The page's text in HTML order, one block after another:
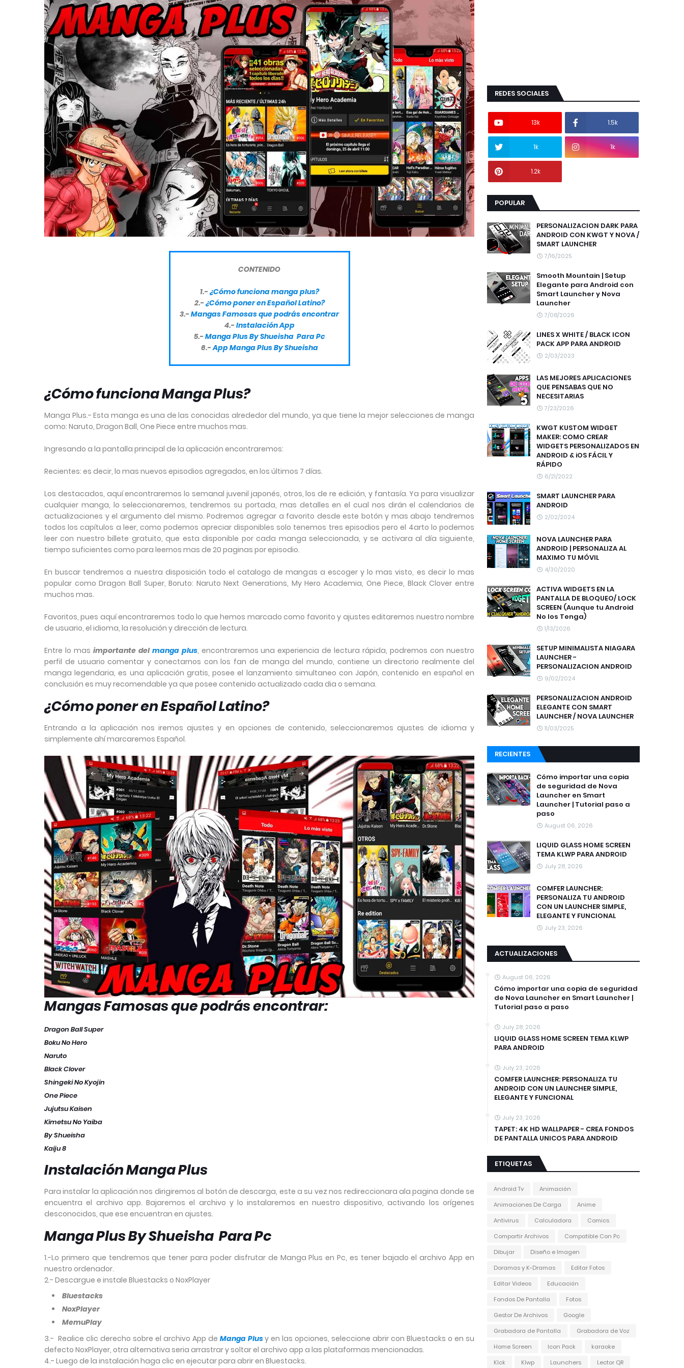
CONTENIDO
1.-¿Cómo funciona manga plus?
2.-¿Cómo poner en Español Latino?
3.-Mangas Famosas que podrás encontrar
4.-Instalación App
5.-Manga Plus By Shueisha Para Pc
6.-App Manga Plus By Shueisha
¿Cómo funciona Manga Plus?
Manga Plus.- Esta manga es una de las conocidas alrededor del mundo, ya que tiene la mejor selecciones de manga
como: Naruto, Dragon Ball, One Piece entre muchos mas.
Ingresando a la pantalla principal de la aplicación encontraremos:
Recientes: es decir, lo mas nuevos episodios agregados, en los últimos 7 días.
Los destacados, aquí encontraremos lo semanal juvenil japonés, otros, los de re edición, y fantasía. Ya para visualizar
cualquier manga, lo seleccionaremos, tendremos su portada, mas detalles en el cual nos dirán el calendarios de
actualizaciones y el argumento del mismo. Podremos agregar a favorito desde este botón y mas abajo tendremos
todos los capítulos a leer, como podemos apreciar disponibles solo tenemos tres episodios pero el 4arto lo podemos
leer con nuestro billete gratuito, que esta disponible por cada manga seleccionada, y se activara al día siguiente,
tiempo suficientes como para leernos mas de 20 paginas por episodio.
En buscar tendremos a nuestra disposición todo el catalogo de mangas a escoger y lo mas visto, es decir lo mas
popular como Dragon Ball Super, Boruto: Naruto Next Generations, My Hero Academia, One Piece, Black Clover entre
muchos mas.
Favoritos, pues aquí encontraremos todo lo que hemos marcado como favorito y ajustes editaremos nuestro nombre
de usuario, el idioma, la resolución y dirección de lectura.
Entre lo mas importante del manga plus, encontraremos una experiencia de lectura rápida, podremos con nuestro
perfil de usuario comentar y conectarnos con los fan de manga del mundo, contiene un directorio realmente del
manga legendaria, es una aplicación gratis, posee el lanzamiento simultaneo con Japón, contenido en español en
conclusión es muy recomendable ya que posee contenido actualizado cada dia o semana.
¿Cómo poner en Español Latino?
Entrando a la aplicación nos iremos ajustes y en opciones de contenido, seleccionaremos ajustes de idioma y
simplemente ahí marcaremos Español.
Mangas Famosas que podrás encontrar:
Dragon Ball Super
Boku No Hero
Naruto
Black Clover
Shingeki No Kyojin
One Piece
Jujutsu Kaisen
Kimetsu No Yaiba
By Shueisha
Kaiju 8
Instalación Manga Plus
Para instalar la aplicación nos dirigiremos al botón de descarga, este a su vez nos redireccionara ala pagina donde se
encuentra el archivo app. Bajaremos el archivo y lo instalaremos en nuestro dispositivo, activando los orígenes
desconocidos, que ese encuentran en ajustes.
Manga Plus By Shueisha Para Pc
1.-Lo primero que tendremos que tener para poder disfrutar de Manga Plus en Pc, es tener bajado el archivo App en
nuestro ordenador.
2.- Descargue e instale Bluestacks o NoxPlayer
Bluestacks
NoxPlayer
MemuPlay
3.- Realice clic derecho sobre el archivo App de Manga Plusy en las opciones, seleccione abrir con Bluestacks o en su
defecto NoxPlayer, otra alternativa seria arrastrar y soltar el archivo app a las plataformas mencionadas.
4.- Luego de la instalación haga clic en ejecutar para abrir en Bluestacks.
REDES SOCIALES
13k 1.5k
1k 1k
1.2k
POPULAR
PERSONALIZACION DARK PARA
ANDROID CON KWGT Y NOVA /
SMART LAUNCHER
7/16/2025
Smooth Mountain | Setup
Elegante para Android con
Smart Launcher y Nova
Launcher
7/08/2026
LINES X WHITE / BLACK ICON
PACK APP PARA ANDROID
2/03/2023
LAS MEJORES APLICACIONES
QUE PENSABAS QUE NO
NECESITARIAS
7/23/2026
KWGT KUSTOM WIDGET
MAKER: COMO CREAR
WIDGETS PERSONALIZADOS EN
ANDROID & iOS FÁCIL Y
RÁPIDO
6/21/2022
SMART LAUNCHER PARA
ANDROID
2/02/2024
NOVA LAUNCHER PARA
ANDROID | PERSONALIZA AL
MAXIMO TU MÓVIL
4/30/2020
ACTIVA WIDGETS EN LA
PANTALLA DE BLOQUEO/ LOCK
SCREEN (Aunque tu Android
No los Tenga)
1/13/2026
SETUP MINIMALISTA NIAGARA
LAUNCHER -
PERSONALIZACION ANDROID
9/02/2024
PERSONALIZACION ANDROID
ELEGANTE CON SMART
LAUNCHER / NOVA LAUNCHER
11/03/2025
RECIENTES
Cómo importar una copia
de seguridad de Nova
Launcher en Smart
Launcher | Tutorial paso a
paso
August 06, 2026
LIQUID GLASS HOME SCREEN
TEMA KLWP PARA ANDROID
July 28, 2026
COMFER LAUNCHER:
PERSONALIZA TU ANDROID
CON UN LAUNCHER SIMPLE,
ELEGANTE Y FUNCIONAL
July 23, 2026
ACTUALIZACIONES
August 06, 2026
Cómo importar una copia de seguridad
de Nova Launcher en Smart Launcher |
Tutorial paso a paso
July 28, 2026
LIQUID GLASS HOME SCREEN TEMA KLWP
PARA ANDROID
July 23, 2026
COMFER LAUNCHER: PERSONALIZA TU
ANDROID CON UN LAUNCHER SIMPLE,
ELEGANTE Y FUNCIONAL
July 23, 2026
TAPET: 4K HD WALLPAPER - CREA FONDOS
DE PANTALLA UNICOS PARA ANDROID
ETIQUETAS
Android Tv
Animación
Animaciones De Carga
Anime
Antivirus
Calculadora
Comics
Compartir Archivos
Compatible Con Pc
Dibujar
Diseño e Imagen
Doramas y K-Dramas
Editar Fotos
Editar Videos
Educación
Fondos De Pantalla
Fotos
Gestor De Archivos
Google
Grabadora de Pantalla
Grabadora de Voz
Home Screen
Icon Pack
karaoke
Klck
Klwp Launchers Lector QR